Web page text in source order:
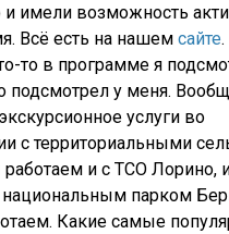
и имели возможность
Всё есть на нашем сайте.
то в программе я
подсмотрел у меня.
услуги во
с территориальными
и с ТСО Лорино,
национальным парком
Какие самые